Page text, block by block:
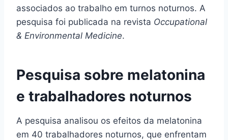
associados ao trabalho em turnos noturnos. A
pesquisa foi publicada na revista Occupational
& Environmental Medicine.
Pesquisa sobre melatonina
e trabalhadores noturnos
A pesquisa analisou os efeitos da melatonina
em 40 trabalhadores noturnos, que enfrentam